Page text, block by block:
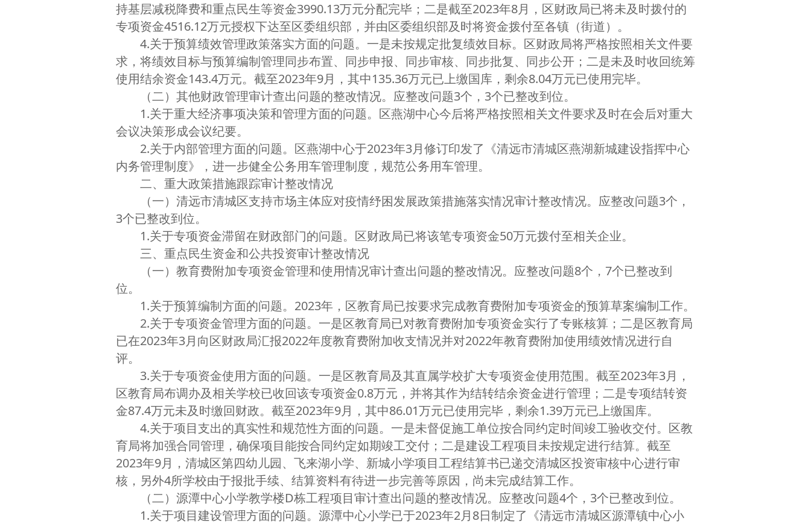
持基层减税降费和重点民生等资金3990.13万元分配完毕；二是截至2023年8月，区财政局已将未及时拨付的
专项资金4516.12万元授权下达至区委组织部，并由区委组织部及时将资金拨付至各镇（街道）。
4.关于预算绩效管理政策落实方面的问题。一是未按规定批复绩效目标。区财政局将严格按照相关文件要
求，将绩效目标与预算编制管理同步布置、同步申报、同步审核、同步批复、同步公开；二是未及时收回统筹
使用结余资金143.4万元。截至2023年9月，其中135.36万元已上缴国库，剩余8.04万元已使用完毕。
（二）其他财政管理审计查出问题的整改情况。应整改问题3个，3个已整改到位。
1.关于重大经济事项决策和管理方面的问题。区燕湖中心今后将严格按照相关文件要求及时在会后对重大
会议决策形成会议纪要。
2.关于内部管理方面的问题。区燕湖中心于2023年3月修订印发了《清远市清城区燕湖新城建设指挥中心
内务管理制度》，进一步健全公务用车管理制度，规范公务用车管理。
二、重大政策措施跟踪审计整改情况
（一）清远市清城区支持市场主体应对疫情纾困发展政策措施落实情况审计整改情况。应整改问题3个，
3个已整改到位。
1.关于专项资金滞留在财政部门的问题。区财政局已将该笔专项资金50万元拨付至相关企业。
三、重点民生资金和公共投资审计整改情况
（一）教育费附加专项资金管理和使用情况审计查出问题的整改情况。应整改问题8个，7个已整改到
位。
1.关于预算编制方面的问题。2023年，区教育局已按要求完成教育费附加专项资金的预算草案编制工作。
2.关于专项资金管理方面的问题。一是区教育局已对教育费附加专项资金实行了专账核算；二是区教育局
已在2023年3月向区财政局汇报2022年度教育费附加收支情况并对2022年教育费附加使用绩效情况进行自
评。
3.关于专项资金使用方面的问题。一是区教育局及其直属学校扩大专项资金使用范围。截至2023年3月，
区教育局布调办及相关学校已收回该专项资金0.8万元，并将其作为结转结余资金进行管理；二是专项结转资
金87.4万元未及时缴回财政。截至2023年9月，其中86.01万元已使用完毕，剩余1.39万元已上缴国库。
4.关于项目支出的真实性和规范性方面的问题。一是未督促施工单位按合同约定时间竣工验收交付。区教
育局将加强合同管理，确保项目能按合同约定如期竣工交付；二是建设工程项目未按规定进行结算。截至
2023年9月，清城区第四幼儿园、飞来湖小学、新城小学项目工程结算书已递交清城区投资审核中心进行审
核，另外4所学校由于报批手续、结算资料有待进一步完善等原因，尚未完成结算工作。
（二）源潭中心小学教学楼D栋工程项目审计查出问题的整改情况。应整改问题4个，3个已整改到位。
1.关于项目建设管理方面的问题。源潭中心小学已于2023年2月8日制定了《清远市清城区源潭镇中心小